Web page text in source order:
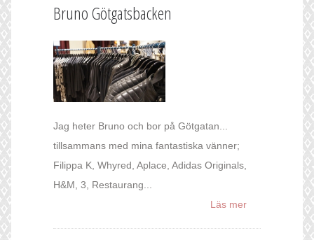
Bruno Götgatsbacken
Jag heter Bruno och bor på Götgatan...
tillsammans med mina fantastiska vänner;
Filippa K, Whyred, Aplace, Adidas Originals,
H&M, 3, Restaurang...
Läs mer